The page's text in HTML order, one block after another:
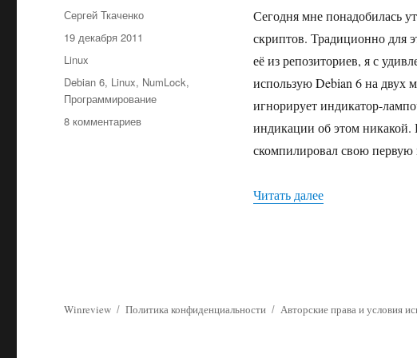
Сегодня мне понадобилась
скриптов. Традиционно для
её из репозиториев, я с
использую Debian 6 на двух
игнорирует индикатор-
индикации об этом никакой.
скомпилировал свою
Читать далее«Устраняем
Автор
Сергей Ткаченко
Опубликовано
19 декабря 2011
Рубрики
Linux
Метки
Debian 6, Linux, NumLock,
Программирование
8 комментариевк
Squeeze
Winreview Политика конфиденциальности Авторские права и условия